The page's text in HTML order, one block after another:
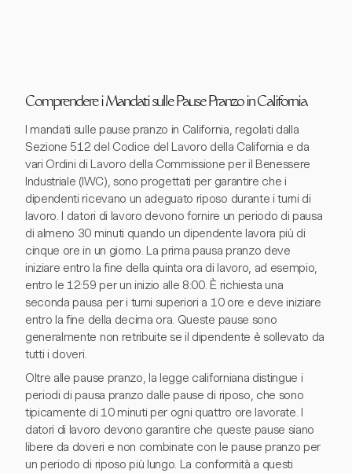
Comprendere i Mandati sulle Pause Pranzo in California
I mandati sulle pause pranzo in California, regolati dalla
Sezione 512 del Codice del Lavoro della California e da
vari Ordini di Lavoro della Commissione per il Benessere
Industriale (IWC), sono progettati per garantire che i
dipendenti ricevano un adeguato riposo durante i turni di
lavoro. I datori di lavoro devono fornire un periodo di pausa
di almeno 30 minuti quando un dipendente lavora più di
cinque ore in un giorno. La prima pausa pranzo deve
iniziare entro la fine della quinta ora di lavoro, ad esempio,
entro le 12:59 per un inizio alle 8:00. È richiesta una
seconda pausa per i turni superiori a 10 ore e deve iniziare
entro la fine della decima ora. Queste pause sono
generalmente non retribuite se il dipendente è sollevato da
tutti i doveri.
Oltre alle pause pranzo, la legge californiana distingue i
periodi di pausa pranzo dalle pause di riposo, che sono
tipicamente di 10 minuti per ogni quattro ore lavorate. I
datori di lavoro devono garantire che queste pause siano
libere da doveri e non combinate con le pause pranzo per
un periodo di riposo più lungo. La conformità a questi